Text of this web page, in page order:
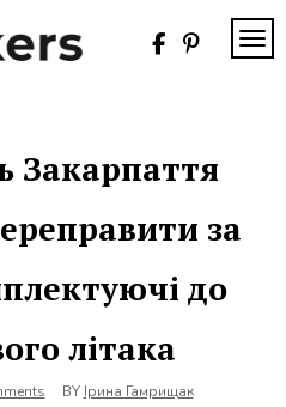
Закарпаття
за
до
літака
BY Ірина Гамрищак